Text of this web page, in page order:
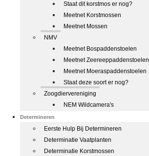
Staat dit korstmos er nog?
Meetnet Korstmossen
Meetnet Mossen
NMV
Meetnet Bospaddenstoelen
Meetnet Zeereeppaddenstoelen
Meetnet Moeraspaddenstoelen
Staat deze soort er nog?
Zoogdiervereniging
NEM Wildcamera's
Determineren
Eerste Hulp Bij Determineren
Determinatie Vaatplanten
Determinatie Korstmossen